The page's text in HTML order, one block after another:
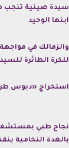
ابنها الوحيد
والزمالك في
للكرة الطائرة
استخراج «دبوس
نجاح طبي
بالغدة النخامية